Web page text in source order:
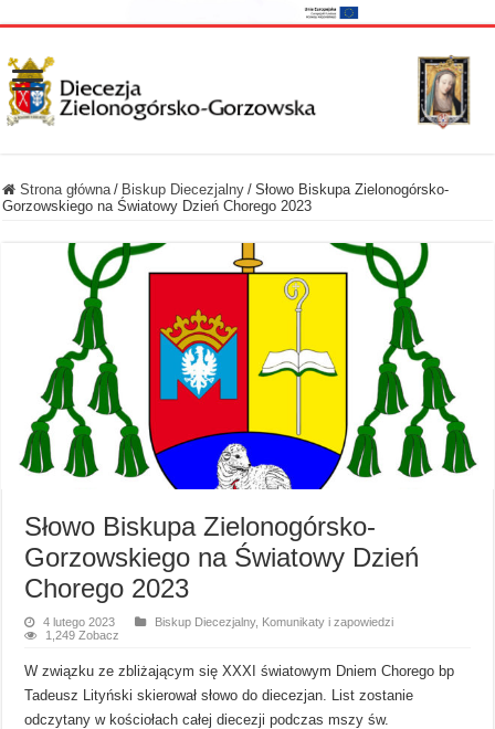
Strona główna / Biskup Diecezjalny / Słowo Biskupa Zielonogórsko-
Gorzowskiego na Światowy Dzień Chorego 2023
Słowo Biskupa Zielonogórsko-
Gorzowskiego na Światowy Dzień
Chorego 2023
4 lutego 2023 Biskup Diecezjalny, Komunikaty i zapowiedzi
1,249 Zobacz
W związku ze zbliżającym się XXXI światowym Dniem Chorego bp
Tadeusz Lityński skierował słowo do diecezjan. List zostanie
odczytany w kościołach całej diecezji podczas mszy św.